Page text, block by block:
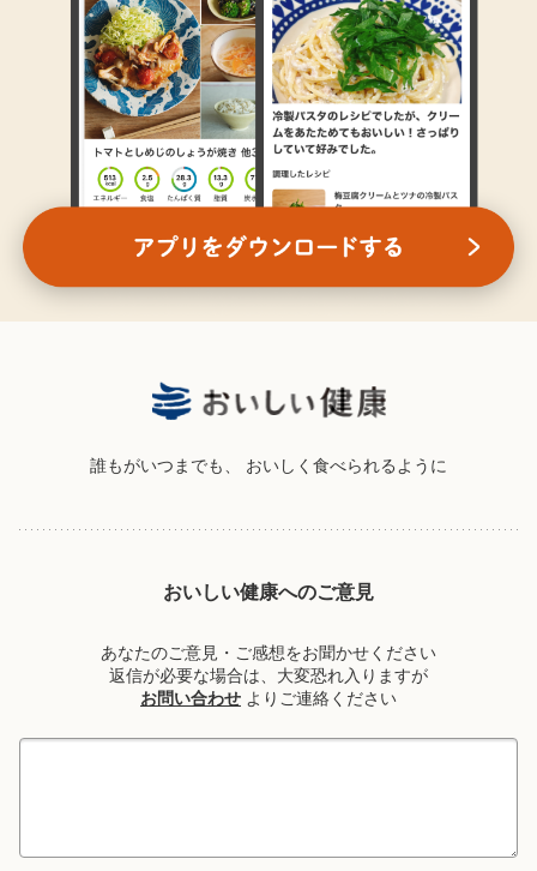
誰もがいつまでも、 おいしく食べられるように
おいしい健康へのご意見
あなたのご意見・ご感想をお聞かせください
返信が必要な場合は、大変恐れ入りますが
お問い合わせ よりご連絡ください